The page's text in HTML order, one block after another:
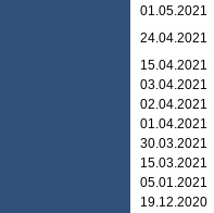
01.05.2021
24.04.2021
15.04.2021
03.04.2021
02.04.2021
01.04.2021
30.03.2021
15.03.2021
05.01.2021
19.12.2020